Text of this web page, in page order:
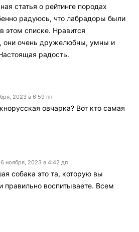
статья о рейтинге породах
радуюсь, что лабрадоры были
этом списке. Нравится
они очень дружелюбны, умны и
радость.
2023 в 6:59 пп
овчарка? Вот кто самая
ноября, 2023 в 4:42 дп
собака это та, которую вы
правильно воспитываете. Всем